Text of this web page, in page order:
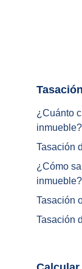
¿Cuánto
inmueble?
Tasación
¿ Cómo
inmueble?
Tasación
Tasación